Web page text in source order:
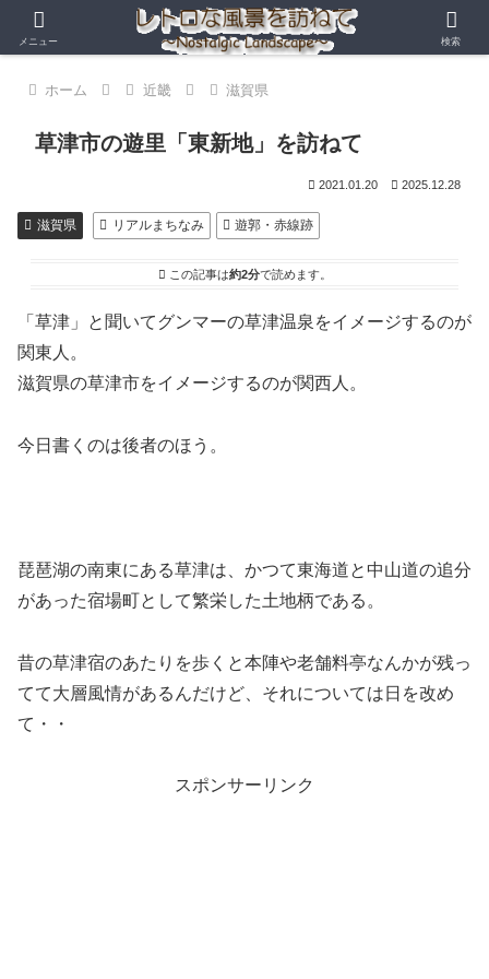
ホーム 近畿 滋賀県
草津市の遊里「東新地」を訪ねて
2021.01.20 2025.12.28
滋賀県 リアルまちなみ 遊郭・赤線跡
この記事は約2分で読めます。
「草津」と聞いてグンマーの草津温泉をイメージするのが
関東人。
滋賀県の草津市をイメージするのが関西人。
今日書くのは後者のほう。
琵琶湖の南東にある草津は、かつて東海道と中山道の追分
があった宿場町として繁栄した土地柄である。
昔の草津宿のあたりを歩くと本陣や老舗料亭なんかが残っ
てて大層風情があるんだけど、それについては日を改め
て・・
スポンサーリンク
メニュー 検索